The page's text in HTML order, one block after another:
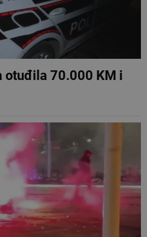
otuđila 70.000 KM i